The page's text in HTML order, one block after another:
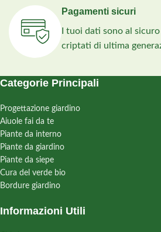
e più ordine
Pagamenti sicuri
I tuoi dati sono al
criptati di ultima
Categorie Principali
Progettazione giardino
Aiuole fai da te
Piante da interno
Piante da giardino
Piante da siepe
Cura del verde bio
Bordure giardino
Informazioni Utili